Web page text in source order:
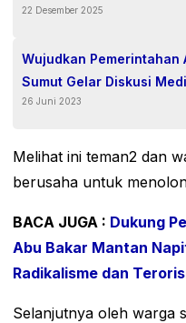
Banjir
22 Desember 2025
Wujudkan Pemerintahan
Sumut Gelar Diskusi
26 Juni 2023
Melihat ini teman2 dan
berusaha untuk
BACA JUGA : Dukung
Abu Bakar Mantan
Radikalisme dan
Selanjutnya oleh warga